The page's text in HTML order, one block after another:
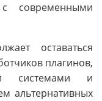
с современными
оставаться
плагинов,
системами и
альтернативных